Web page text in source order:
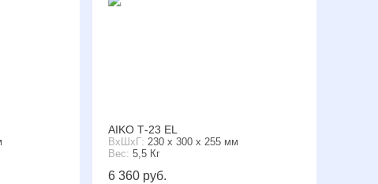
AIKO Т-23 EL
ВxШxГ: 230 x 300 x 255 мм
Вес: 5,5 Кг
6 360 руб.